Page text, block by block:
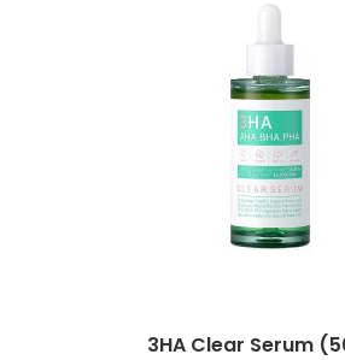
3HA Clear Serum